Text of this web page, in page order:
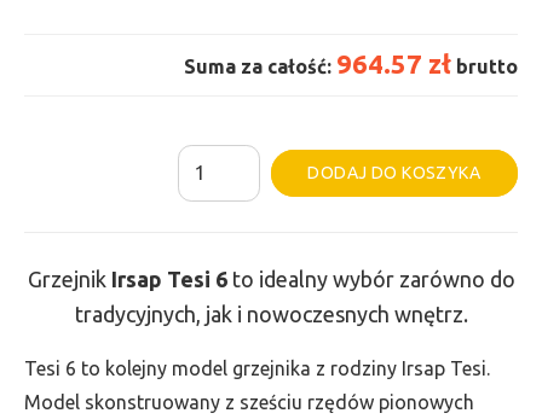
Suma za całość: 964.57 zł brutto
ilość
Grzejnik
-
wys.
300,
DODAJ DO KOSZYKA
Grzejnik Irsap Tesi 6to idealny wybór zarówno do
tradycyjnych, jak i nowoczesnych wnętrz.
Tesi 6 to kolejny model grzejnika z rodziny Irsap Tesi.
Model skonstruowany z sześciu rzędów pionowych